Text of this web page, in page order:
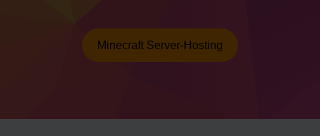
Minecraft Server-Hosting